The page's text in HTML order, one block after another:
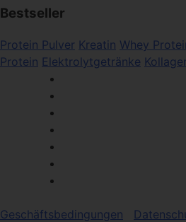
Bestseller
Protein Pulver Kreatin Whey
Protein Elektrolytgetränke
Geschäftsbedingungen